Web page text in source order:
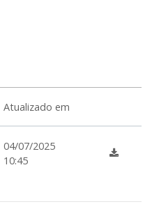
Atualizado em
04/07/2025
10:45